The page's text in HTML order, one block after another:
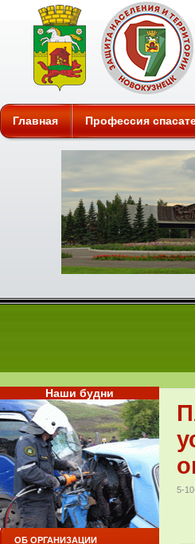
Защита
Главная Профессия
5-
Наши будни
ОБ ОРГАНИЗАЦИИ